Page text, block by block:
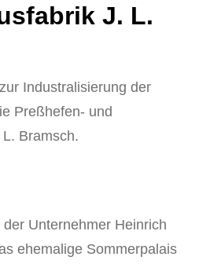
J. L.
Industralisierung der
Preßhefen- und
Bramsch.
Unternehmer Heinrich
ehemalige Sommerpalais